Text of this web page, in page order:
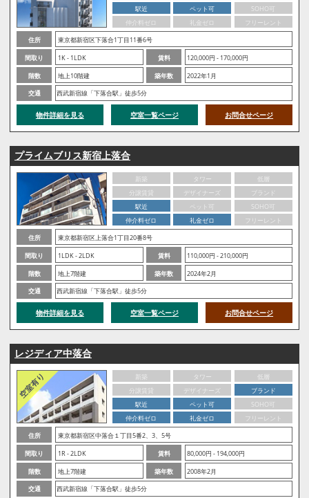
駅近
ペット可
SOHO可
仲介料ゼロ
礼金ゼロ
フリーレント
住所
東京都新宿区下落合1丁目11番6号
間取り
1K - 1LDK 賃料
120,000円 - 170,000円
階数
地上10階建 築年数
2022年1月
交通
西武新宿線「下落合駅」徒歩5分
物件詳細を見る 空室一覧ページ お問合せページ
プライムブリス新宿上落合
新築 タワー
低層
分譲賃貸
デザイナーズ
ブランド
駅近
ペット可
SOHO可
仲介料ゼロ
礼金ゼロ
フリーレント
住所
東京都新宿区上落合1丁目20番8号
間取り
1LDK - 2LDK 賃料
110,000円 - 210,000円
階数
地上7階建 築年数
2024年2月
交通
西武新宿線「下落合駅」徒歩5分
物件詳細を見る 空室一覧ページ お問合せページ
レジディア中落合
新築 タワー
低層
分譲賃貸
デザイナーズ
ブランド
駅近
ペット可
SOHO可
仲介料ゼロ
礼金ゼロ
フリーレント
住所
東京都新宿区中落合１丁目5番2、3、5号
間取り
1R - 2LDK 賃料
80,000円 - 194,000円
階数
地上7階建 築年数
2008年2月
交通
西武新宿線「下落合駅」徒歩5分